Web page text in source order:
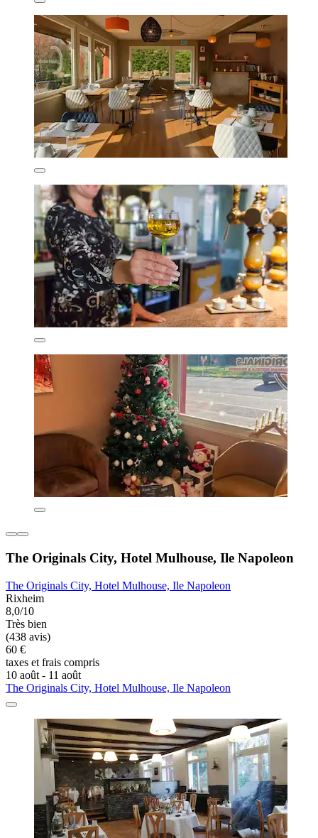
The Originals City, Hotel Mulhouse, Ile Napoleon
The Originals City, Hotel Mulhouse, Ile Napoleon
Rixheim
8,0/10
Très bien
(438 avis)
60 €
taxes et frais compris
10 août - 11 août
The Originals City, Hotel Mulhouse, Ile Napoleon